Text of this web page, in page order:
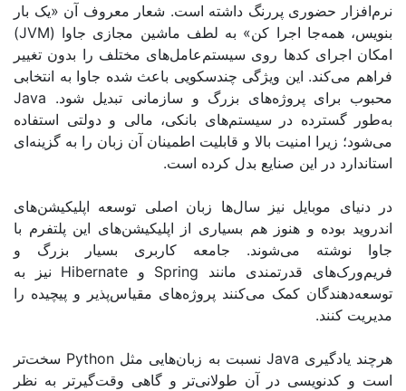
حضوری پررنگ داشته است. شعار معروف آن «یک بار
اجرا کن» به لطف ماشین مجازی جاوا(JVM)
کدها روی سیستم‌عامل‌های مختلف را بدون تغییر
این ویژگی چندسکویی باعث شده جاوا به انتخابی
پروژه‌های بزرگ و سازمانی تبدیل شود . Java
در سیستم‌های بانکی، مالی و دولتی استفاده
امنیت بالا و قابلیت اطمینان آن زبان را به گزینه‌ای
در این صنایع بدل کرده است.
موبایل نیز سال‌ها زبان اصلی توسعه اپلیکیشن‌های
و هنوز هم بسیاری از اپلیکیشن‌های این پلتفرم با
می‌شوند. جامعه کاربری بسیار بزرگ و
قدرتمندی مانندSpring و Hibernate
نیز به
کمک می‌کنند پروژه‌های مقیاس‌پذیر و پیچیده را
.
Java نسبت به زبان‌هایی مثلPython
سخت‌تر
در آن طولانی‌تر و گاهی وقت‌گیرتر به نظر